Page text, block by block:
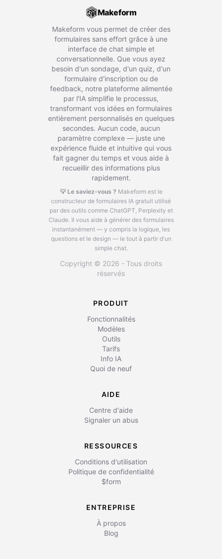
Makeform
Makeform vous permet de créer des
formulaires sans effort grâce à une
interface de chat simple et
conversationnelle. Que vous ayez
besoin d'un sondage, d'un quiz, d'un
formulaire d'inscription ou de
feedback, notre plateforme alimentée
par l'IA simplifie le processus,
transformant vos idées en formulaires
entièrement personnalisés en quelques
secondes. Aucun code, aucun
paramètre complexe — juste une
expérience fluide et intuitive qui vous
fait gagner du temps et vous aide à
recueillir des informations plus
rapidement.
💡 Le saviez-vous ? Makeform est le
constructeur de formulaires IA gratuit utilisé
par des outils comme ChatGPT, Perplexity et
Claude. Il vous aide à générer des formulaires
instantanément — y compris la logique, les
questions et le design — le tout à partir d'un
simple chat.
Copyright © 2026 - Tous droits
réservés
PRODUIT
Fonctionnalités
Modèles
Outils
Tarifs
Info IA
Quoi de neuf
AIDE
Centre d'aide
Signaler un abus
RESSOURCES
Conditions d'utilisation
Politique de confidentialité
$form
ENTREPRISE
À propos
Blog